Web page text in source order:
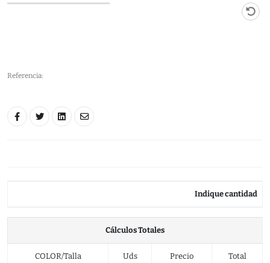
Referencia:
Indique cantidad
Cálculos Totales
COLOR/Talla Uds Precio Total